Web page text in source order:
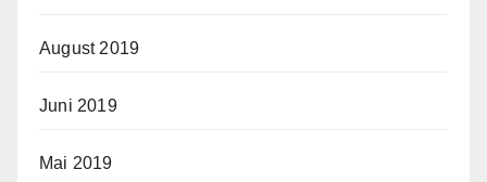
August 2019
Juni 2019
Mai 2019